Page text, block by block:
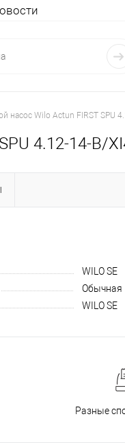
насос Wilo Actun FIRST SPU
4.12-14-B/
WILO SE
Обычная
WILO SE
Разные